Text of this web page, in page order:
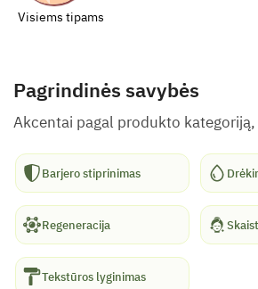
Visiems tipams
Pagrindinės savybės
Akcentai pagal produkto
Barjero stiprinimas
Regeneracija
Tekstūros lyginimas